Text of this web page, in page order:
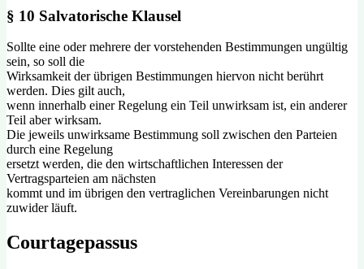
§ 10 Salvatorische Klausel
Sollte eine oder mehrere der vorstehenden Bestimmungen ungültig
sein, so soll die
Wirksamkeit der übrigen Bestimmungen hiervon nicht berührt
werden. Dies gilt auch,
wenn innerhalb einer Regelung ein Teil unwirksam ist, ein anderer
Teil aber wirksam.
Die jeweils unwirksame Bestimmung soll zwischen den Parteien
durch eine Regelung
ersetzt werden, die den wirtschaftlichen Interessen der
Vertragsparteien am nächsten
kommt und im übrigen den vertraglichen Vereinbarungen nicht
zuwider läuft.
Courtagepassus